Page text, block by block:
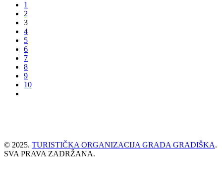
1
2
3
4
5
6
7
8
9
10
© 2025. TURISTIČKA ORGANIZACIJA GRADA GRADIŠKA.
SVA PRAVA ZADRŽANA.